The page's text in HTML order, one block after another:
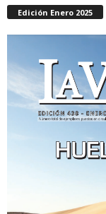
Edición Enero 2025